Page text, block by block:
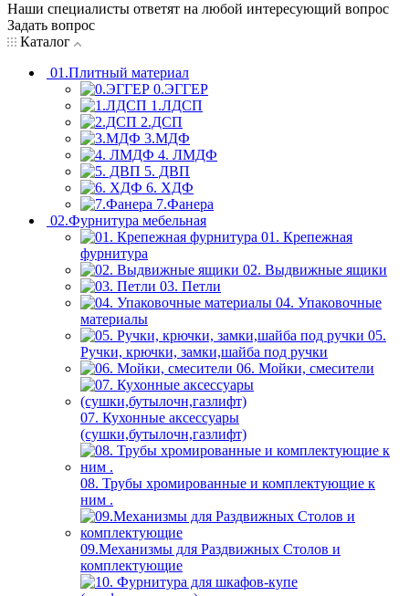
Наши специалисты ответят на любой интересующий вопрос
Задать вопрос
Каталог
01.Плитный материал
0.ЭГГЕР
1.ЛДСП
2.ДСП
3.МДФ
4. ЛМДФ
5. ДВП
6. ХДФ
7.Фанера
02.Фурнитура мебельная
01. Крепежная
фурнитура
02. Выдвижные ящики
03. Петли
04. Упаковочные
материалы
05.
Ручки, крючки, замки,шайба под ручки
06. Мойки, смесители
07. Кухонные аксессуары
(сушки,бутылочн,газлифт)
08. Трубы хромированные и комплектующие к
ним .
09.Механизмы для Раздвижных Столов и
комплектующие